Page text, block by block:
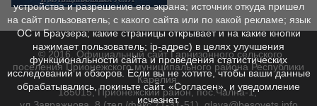
© 2016. Официальный сайт Гарнизонного сельского
поселения Прионежского муниципального района Республики
Карелия.
185015, Прионежский район, пос.Чална-1,
устройства и разрешение его экрана; источник откуда пришел
на сайт пользователь; с какого сайта или по какой рекламе; язык
ОС и Браузера; какие страницы открывает и на какие кнопки
нажимает пользователь; ip-адрес) в целях улучшения
функциональности сайта и проведения статистических
исследований и обзоров. Если вы не хотите, чтобы ваши данные
обрабатывались, покиньте сайт. «Согласен», и уведомление
исчезнет.